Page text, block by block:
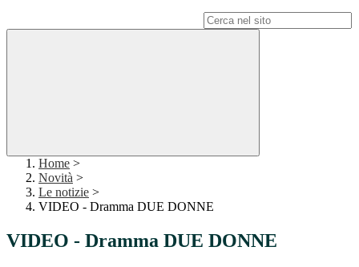
Home >
Novità >
Le notizie >
VIDEO - Dramma DUE DONNE
VIDEO - Dramma DUE DONNE